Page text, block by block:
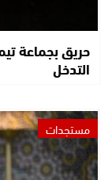
حريق بجماعة
التدخل
مستجدات